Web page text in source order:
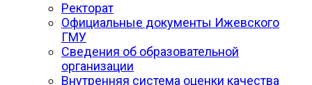
Ректорат
Официальные документы Ижевского
ГМУ
Сведения об образовательной
организации
Внутренняя система оценки качества